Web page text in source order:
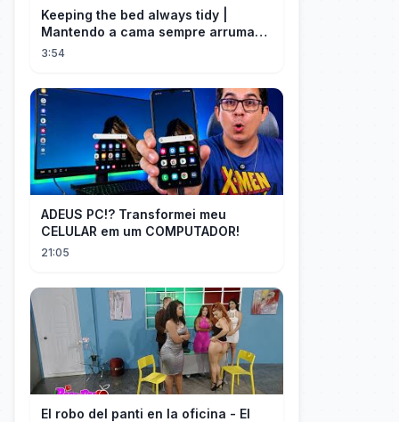
Keeping the bed always tidy |
Mantendo a cama sempre arrumada
🛌
3:54
ADEUS PC!? Transformei meu
CELULAR em um COMPUTADOR!
21:05
El robo del panti en la oficina - El